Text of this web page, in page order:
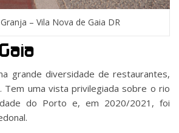
– Vila Nova de Gaia DR
grande diversidade de restaurantes,
Tem uma vista privilegiada sobre o rio
do Porto e, em 2020/2021, foi